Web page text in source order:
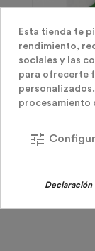
Decoración
Esta tienda te
rendimiento,
sociales y las
para ofrecerte
procesamiento
tune
Declaración